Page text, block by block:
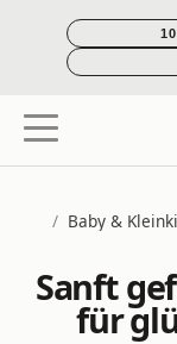
/ Baby &
Sanft
für